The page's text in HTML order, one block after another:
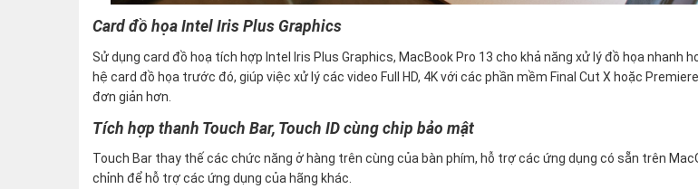
Card đồ họa Intel Iris Plus Graphics
Sử dụng card đồ hoạ tích hợp Intel Iris Plus Graphics, MacBook Pro 13 cho khả năng xử lý đồ họa nhanh
hệ card đồ họa trước đó, giúp việc xử lý các video Full HD, 4K với các phần mềm Final Cut X hoặc
đơn giản hơn.
Tích hợp thanh Touch Bar, Touch ID cùng chip bảo mật
Touch Bar thay thế các chức năng ở hàng trên cùng của bàn phím, hỗ trợ các ứng dụng có sẵn trên
chỉnh để hỗ trợ các ứng dụng của hãng khác.